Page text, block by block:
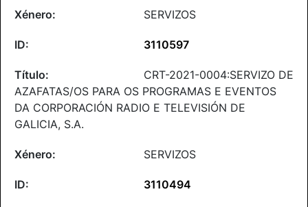
SERVIZOS
3110597
CRT-2021-0004:SERVIZO DE
AZAFATAS/OS PARA OS PROGRAMAS E EVENTOS
DA CORPORACIÓN RADIO E TELEVISIÓN DE
GALICIA, S.A.
SERVIZOS
3110494